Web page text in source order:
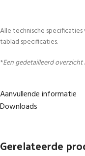
Alle technische
tablad specificaties.
*Een gedetailleerd
Aanvullende informatie
Downloads
Gerelateerde